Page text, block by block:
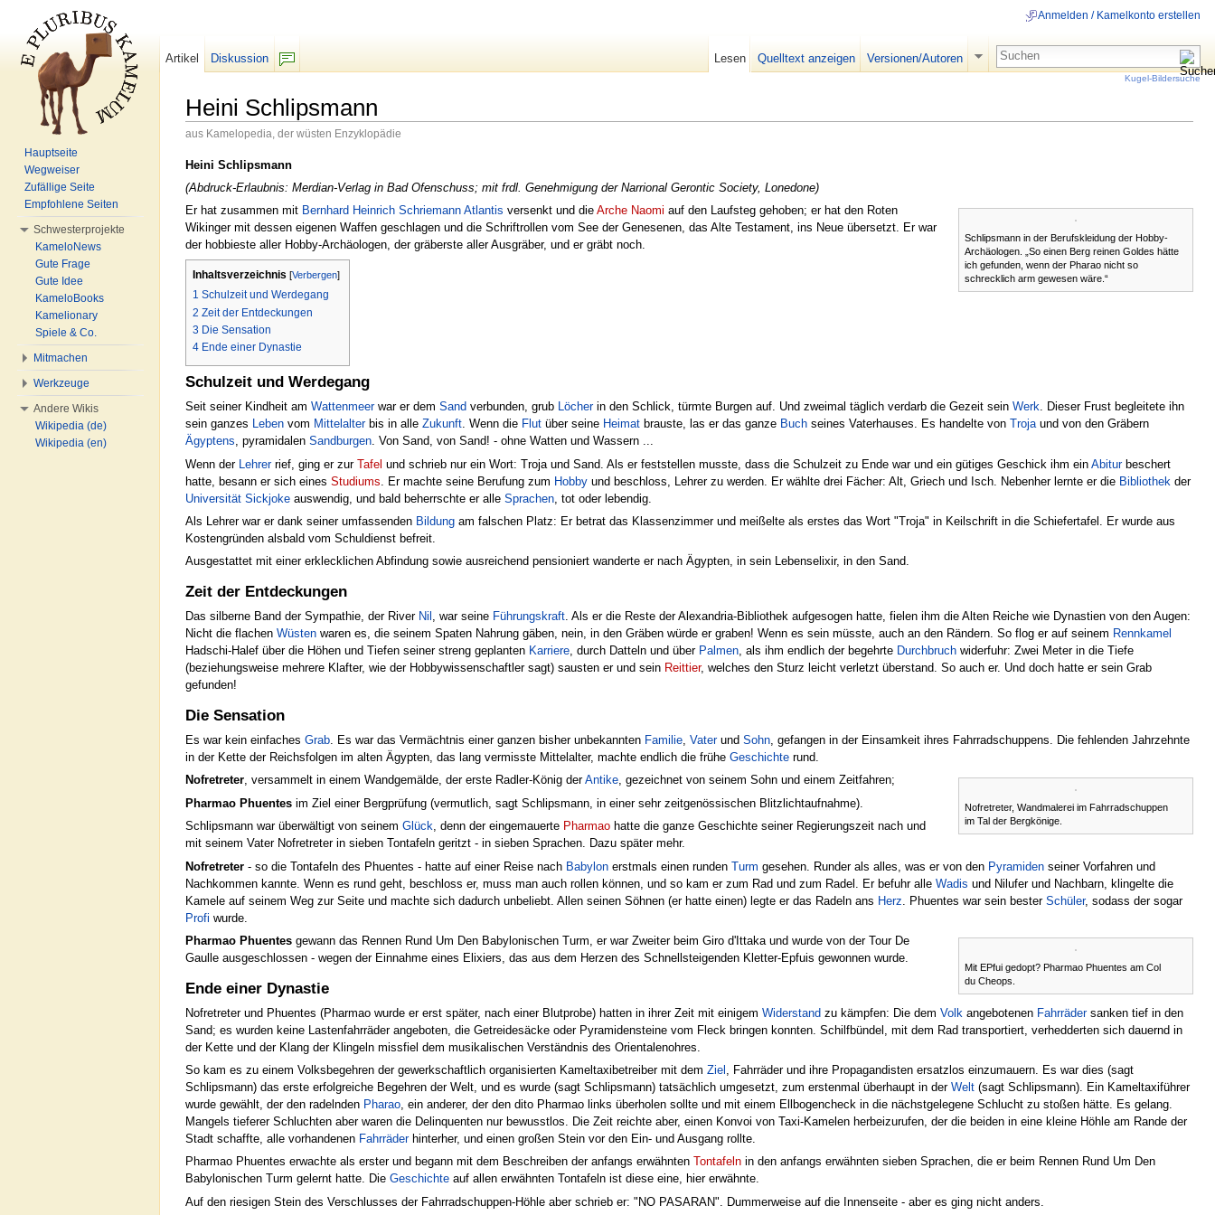
Heini Schlipsmann
aus Kamelopedia, der wüsten Enzyklopädie
Heini Schlipsmann
(Abdruck-Erlaubnis: Merdian-Verlag in Bad Ofenschuss; mit frdl. Genehmigung der Narrional Gerontic Society, Lonedone)
Schlipsmann in der Berufskleidung der Hobby-
Archäologen. „So einen Berg reinen Goldes hätte
ich gefunden, wenn der Pharao nicht so
schrecklich arm gewesen wäre.“
Er hat zusammen mit Bernhard Heinrich Schriemann Atlantis versenkt und die Arche Naomi auf den Laufsteg gehoben; er hat den Roten
Wikinger mit dessen eigenen Waffen geschlagen und die Schriftrollen vom See der Genesenen, das Alte Testament, ins Neue übersetzt. Er war
der hobbieste aller Hobby-Archäologen, der gräberste aller Ausgräber, und er gräbt noch.
Inhaltsverzeichnis [Verbergen]
1 Schulzeit und Werdegang
2 Zeit der Entdeckungen
3 Die Sensation
4 Ende einer Dynastie
Schulzeit und Werdegang
Seit seiner Kindheit am Wattenmeerwar er dem Sand verbunden, grub Löcherin den Schlick, türmte Burgen auf. Und zweimal täglich verdarb die Gezeit sein Werk. Dieser Frust begleitete ihn
sein ganzes Leben vom Mittelalterbis in alle Zukunft. Wenn die Flut über seine Heimat brauste, las er das ganze Buch seines Vaterhauses. Es handelte von Trojaund von den Gräbern
Ägyptens, pyramidalen Sandburgen. Von Sand, von Sand! - ohne Watten und Wassern ...
Wenn der Lehrerrief, ging er zur Tafel und schrieb nur ein Wort: Troja und Sand. Als er feststellen musste, dass die Schulzeit zu Ende war und ein gütiges Geschick ihm ein Abiturbeschert
hatte, besann er sich eines Studiums . Er machte seine Berufung zum Hobby und beschloss, Lehrer zu werden. Er wählte drei Fächer: Alt, Griech und Isch. Nebenher lernte er die Bibliothek der
Universität Sickjoke auswendig, und bald beherrschte er alle Sprachen , tot oder lebendig.
Als Lehrer war er dank seiner umfassenden Bildung am falschen Platz: Er betrat das Klassenzimmer und meißelte als erstes das Wort "Troja" in Keilschrift in die Schiefertafel. Er wurde aus
Kostengründen alsbald vom Schuldienst befreit.
Ausgestattet mit einer erklecklichen Abfindung sowie ausreichend pensioniert wanderte er nach Ägypten, in sein Lebenselixir, in den Sand.
Zeit der Entdeckungen
Das silberne Band der Sympathie, der River Nil , war seine Führungskraft. Als er die Reste der Alexandria-Bibliothek aufgesogen hatte, fielen ihm die Alten Reiche wie Dynastien von den Augen:
Nicht die flachen Wüsten waren es, die seinem Spaten Nahrung gäben, nein, in den Gräben würde er graben! Wenn es sein müsste, auch an den Rändern. So flog er auf seinem Rennkamel
Hadschi-Halef über die Höhen und Tiefen seiner streng geplanten Karriere, durch Datteln und über Palmen, als ihm endlich der begehrte Durchbruch widerfuhr: Zwei Meter in die Tiefe
(beziehungsweise mehrere Klafter, wie der Hobbywissenschaftler sagt) sausten er und sein Reittier, welches den Sturz leicht verletzt überstand. So auch er. Und doch hatte er sein Grab
gefunden!
Die Sensation
Es war kein einfaches Grab . Es war das Vermächtnis einer ganzen bisher unbekannten Familie Vaterund Sohn , gefangen in der Einsamkeit ihres Fahrradschuppens. Die fehlenden Jahrzehnte
in der Kette der Reichsfolgen im alten Ägypten, das lang vermisste Mittelalter, machte endlich die frühe Geschichte rund.
Nofretreter, Wandmalerei im Fahrradschuppen
im Tal der Bergkönige.
Nofretreter, versammelt in einem Wandgemälde, der erste Radler-König derAntike, gezeichnet von seinem Sohn und einem Zeitfahren;
Pharmao Phuentes im Ziel einer Bergprüfung (vermutlich, sagt Schlipsmann, in einer sehr zeitgenössischen Blitzlichtaufnahme).
Schlipsmann war überwältigt von seinem Glück, denn der eingemauerte Pharmao hatte die ganze Geschichte seiner Regierungszeit nach und
mit seinem Vater Nofretreter in sieben Tontafeln geritzt - in sieben Sprachen. Dazu später mehr.
Nofretreter - so die Tontafeln des Phuentes - hatte auf einer Reise nach Babylon erstmals einen runden Turm gesehen. Runder als alles, was er von den Pyramiden seiner Vorfahren und
Nachkommen kannte. Wenn es rund geht, beschloss er, muss man auch rollen können, und so kam er zum Rad und zum Radel. Er befuhr alle Wadis und Nilufer und Nachbarn, klingelte die
Kamele auf seinem Weg zur Seite und machte sich dadurch unbeliebt. Allen seinen Söhnen (er hatte einen) legte er das Radeln ans Herz . Phuentes war sein bester Schüler, sodass der sogar
Profi wurde.
Mit EPfui gedopt? Pharmao Phuentes am Col
du Cheops.
Pharmao Phuentes gewann das Rennen Rund Um Den Babylonischen Turm, er war Zweiter beim Giro d'Ittaka und wurde von der Tour De
Gaulle ausgeschlossen - wegen der Einnahme eines Elixiers, das aus dem Herzen des Schnellsteigenden Kletter-Epfuis gewonnen wurde.
Ende einer Dynastie
Nofretreter und Phuentes (Pharmao wurde er erst später, nach einer Blutprobe) hatten in ihrer Zeit mit einigem Widerstand zu kämpfen: Die dem Volk angebotenen Fahrrädersanken tief in den
Sand; es wurden keine Lastenfahrräder angeboten, die Getreidesäcke oder Pyramidensteine vom Fleck bringen konnten. Schilfbündel, mit dem Rad transportiert, verhedderten sich dauernd in
der Kette und der Klang der Klingeln missfiel dem musikalischen Verständnis des Orientalenohres.
So kam es zu einem Volksbegehren der gewerkschaftlich organisierten Kameltaxibetreiber mit dem Ziel , Fahrräder und ihre Propagandisten ersatzlos einzumauern. Es war dies (sagt
Schlipsmann) das erste erfolgreiche Begehren der Welt, und es wurde (sagt Schlipsmann) tatsächlich umgesetzt, zum erstenmal überhaupt in der Welt (sagt Schlipsmann). Ein Kameltaxiführer
wurde gewählt, der den radelnden Pharao, ein anderer, der den dito Pharmao links überholen sollte und mit einem Ellbogencheck in die nächstgelegene Schlucht zu stoßen hätte. Es gelang.
Mangels tieferer Schluchten aber waren die Delinquenten nur bewusstlos. Die Zeit reichte aber, einen Konvoi von Taxi-Kamelen herbeizurufen, der die beiden in eine kleine Höhle am Rande der
Stadt schaffte, alle vorhandenen Fahrräderhinterher, und einen großen Stein vor den Ein- und Ausgang rollte.
Pharmao Phuentes erwachte als erster und begann mit dem Beschreiben der anfangs erwähnten Tontafeln in den anfangs erwähnten sieben Sprachen, die er beim Rennen Rund Um Den
Babylonischen Turm gelernt hatte. Die Geschichte auf allen erwähnten Tontafeln ist diese eine, hier erwähnte.
Auf den riesigen Stein des Verschlusses der Fahrradschuppen-Höhle aber schrieb er: "NO PASARAN". Dummerweise auf die Innenseite - aber es ging nicht anders.
Anmelden / Kamelkonto erstellen
Artikel
Diskussion
Lesen Quelltext anzeigen Versionen/Autoren
Kugel-Bildersuche
Hauptseite
Wegweiser
Zufällige Seite
Empfohlene Seiten
Schwesterprojekte
KameloNews
Gute Frage
Gute Idee
KameloBooks
Kamelionary
Spiele & Co.
Mitmachen
Werkzeuge
Andere Wikis
Wikipedia (de)
Wikipedia (en)